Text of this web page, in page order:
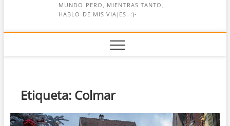
MUNDO PERO, MIENTRAS TANTO,
HABLO DE MIS VIAJES. :)-
Etiqueta: Colmar